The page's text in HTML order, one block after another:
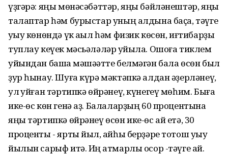
үҙгәрә: яңы мөнәсәбәттәр, яңы бәйләнештәр, яңы
талаптар һәм бурыстар уның алдына баҫа, тәүге
уҡыу көнөндә үк аҡыл һәм физик көсөн, иғтибарҙы
туплау кеүек мәсьәләләр ҡуйыла. Ошоға тиклем
уйындан башҡа мәшәҡәтте белмәгән бала өсөн был
ҙур һынау. Шуға күрә мәктәпкә алдан әҙерләнеү,
ул ҡуйған тәртипкә өйрәнеү, күнегеү мөһим. Быға
ике-өс көн генә аҙ. Балаларҙың 60 процентына
яңы тәртипкә өйрәнеү өсөн ике-өс ай етә, 30
проценты - ярты йыл, ҡайһы берҙәре тотош уҡыу
йылын сарыф итә. Иң ҡатмарлы осор -тәүге ай.